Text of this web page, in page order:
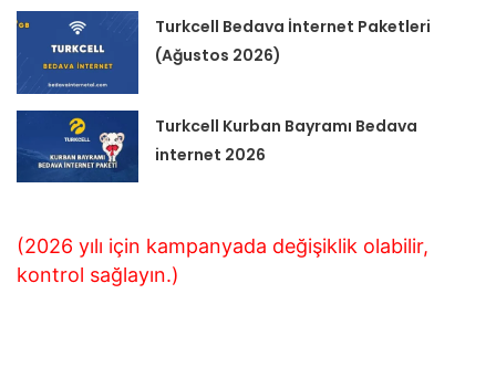
Turkcell Bedava İnternet Paketleri
(Ağustos 2026)
Turkcell Kurban Bayramı Bedava
internet 2026
(2026 yılı için kampanyada değişiklik olabilir,
kontrol sağlayın.)